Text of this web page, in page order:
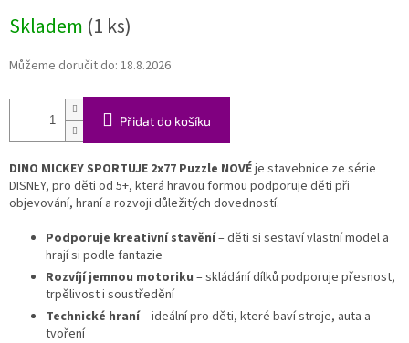
cena:
Skladem (1 ks)
Můžeme doručit do: 18.8.2026
Přidat do košíku
DINO MICKEY SPORTUJE 2x77 Puzzle NOVÉje stavebnice ze série
DISNEY, pro děti od 5+, která hravou formou podporuje děti při
objevování, hraní a rozvoji důležitých dovedností.
Podporuje kreativní stavění– děti si sestaví vlastní model a
hrají si podle fantazie
Rozvíjí jemnou motoriku – skládání dílků podporuje přesnost,
trpělivost i soustředění
Technické hraní– ideální pro děti, které baví stroje, auta a
tvoření